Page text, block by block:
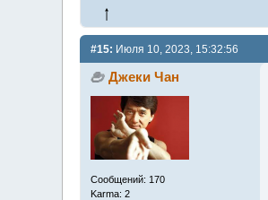
#15: Июля 10, 2023, 15:32:56
Джеки Чан
Сообщений: 170
Karma: 2